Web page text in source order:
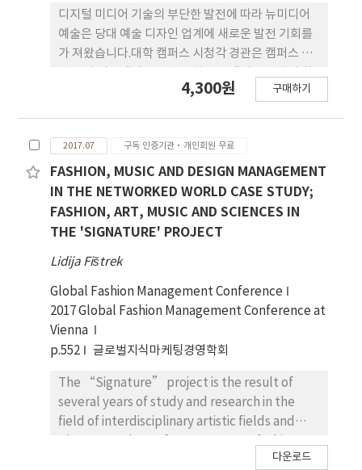
향상, 구조적 혁신, 대중 참여 확장에 미치는 효과성
을 실증적으로 검증한다. 연구는 전통적 창작 방식 과
의 비교를 통해 설계-제작 프로세스의 패러다임 전환
을 규명 하며, 파라메트릭 디자인이 조형 예술의 방법
론적 재구성 뿐 아 니라 미학적 경험의 재정의에 기여
화(개방적 시스템, 협력적 생성 체계)와 공공예술의
미래 방향성에 대한 함의를 제시한다.
디지털 미디어 기술의 부단한 발전에 따라 뉴미디어
예술은 당대 예술 디자인 업계에 새로운 발전 기회를
가 져왔습니다.대학 캠퍼스 시청각 경관은 캠퍼스 경
경 쾌적 도를 높이고 환경 교육 효과를 촉진하는 등 대
해 색다른 미적 감각과 시각적 경험을 선사합니다.대
학 캠퍼스 조 경 디자인은 대학 캠퍼스 전반의 외적인
환경 표현으로, 사제(師弟)의 대학 첫인상을 그대로
반영하고 있습니 다.현대 과학기술의 급속한 발전으
로 뉴미디어아트의 표현 형식은 더욱 다채로워지고
고에서는 뉴미디어아트의 응용탐구부터 시작하여 새
로운 시대의 캠퍼스 영상음향 경관설계의 수요와 결
합하여 뉴미디어아트의 캠퍼스 영상음향(Video and
Audio) 경관설계에서의 혁신과 응용 을 탐구합니다.
4,300원 구매하기
2017.07 구독 인증기관·개인회원 무료
FASHION, MUSIC AND DESIGN MANAGEMENT
IN THE NETWORKED WORLD CASE STUDY;
FASHION, ART, MUSIC AND SCIENCES IN
THE 'SIGNATURE' PROJECT
Lidija Fištrek
Global Fashion Management Conference
2017 Global Fashion Management Conference at
Vienna
p.552
글로벌지식마케팅경영학회
The “Signature” project is the result of
several years of study and research in the
field of interdisciplinary artistic fields and
identity, body as a means in fashion and다운로드